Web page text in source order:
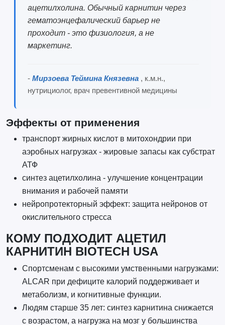
ацетилхолина. Обычный карнитин через
гематоэнцефалический барьер не
проходит - это физиология, а не
маркетинг.
- Мирзоева Теймина Князевна , к.м.н.,
нутрициолог, врач превентивной медицины
Эффекты от применения
транспорт жирных кислот в митохондрии при
аэробных нагрузках - жировые запасы как субстрат
АТФ
синтез ацетилхолина - улучшение концентрации
внимания и рабочей памяти
нейропротекторный эффект: защита нейронов от
окислительного стресса
КОМУ ПОДХОДИТ АЦЕТИЛ
КАРНИТИН BIOTECH USA
Спортсменам с высокими умственными нагрузками:
ALCAR при дефиците калорий поддерживает и
метаболизм, и когнитивные функции.
Людям старше 35 лет: синтез карнитина снижается
с возрастом, а нагрузка на мозг у большинства